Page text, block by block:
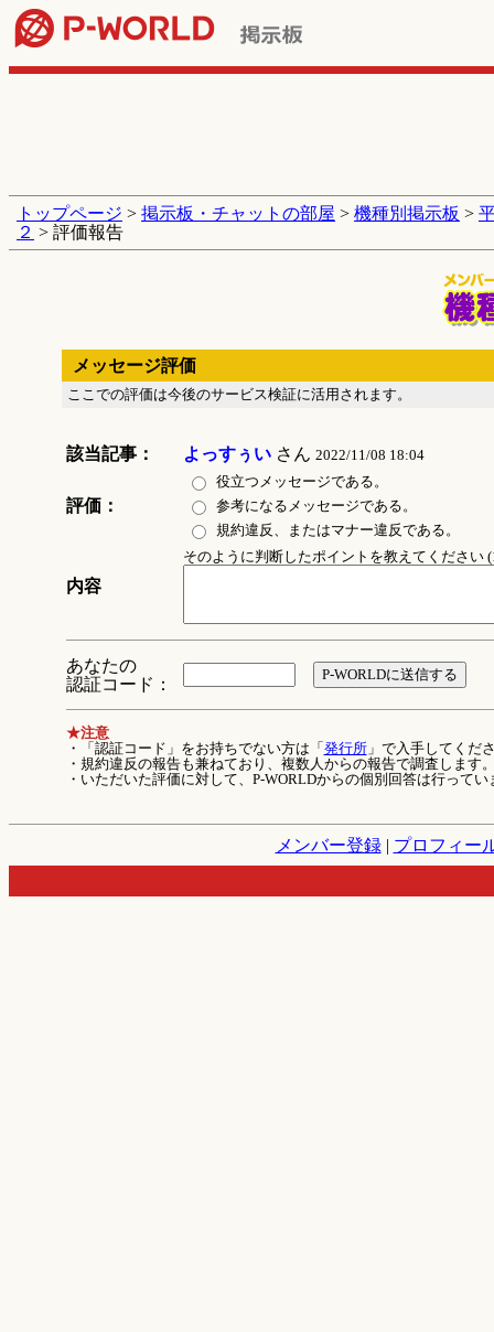
トップページ > 掲示板・チャットの部屋 > 機種別掲示板 >
２ > 評価報告
メッセージ評価
ここでの評価は今後のサービス検証に活用されます。
該当記事： よっすぅいさん 2022/11/08 18:04
評価：
役立つメッセージである。
参考になるメッセージである。
規約違反、またはマナー違反である。
内容
そのように判断したポイントを教えてください
あなたの
認証コード：
★注意
・「認証コード」をお持ちでない方は「 発行所」で入手してくだ
・規約違反の報告も兼ねており、複数人からの報告で調査します
・いただいた評価に対して、P-WORLDからの個別回答は行ってい
メンバー登録| プロフィー